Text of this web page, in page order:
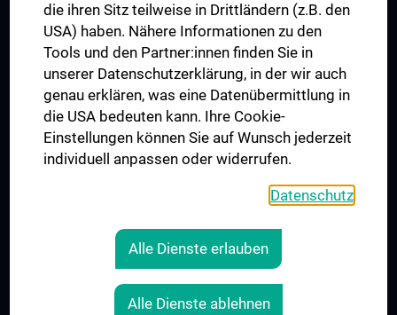
STORIES
Folgen Sie uns auf
COOKIE-EINSTELLUNGEN
die ihren Sitz teilweise in Drittländern (z.B. den
USA) haben. Nähere Informationen zu den
Tools und den Partner:innen finden Sie in
unserer Datenschutzerklärung, in der wir auch
genau erklären, was eine Datenübermittlung in
die USA bedeuten kann. Ihre Cookie-
Einstellungen können Sie auf Wunsch jederzeit
individuell anpassen oder widerrufen.
Datenschutz
Alle Dienste erlauben
Alle Dienste ablehnen